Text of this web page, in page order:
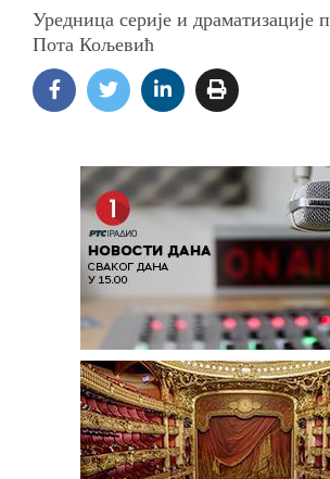
Уредница серије и драматизације
Пота Кољевић